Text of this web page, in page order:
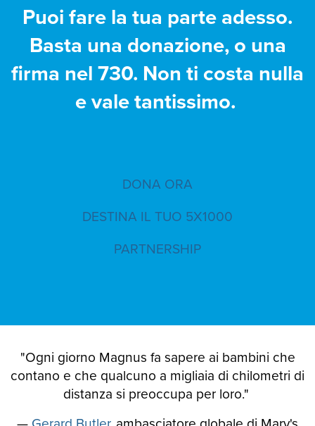
Puoi fare la tua parte adesso.
Basta una donazione, o una
firma nel 730. Non ti costa nulla
e vale tantissimo.
DONA ORA
DESTINA IL TUO 5X1000
PARTNERSHIP
"Ogni giorno Magnus fa sapere ai bambini che
contano e che qualcuno a migliaia di chilometri di
distanza si preoccupa per loro."